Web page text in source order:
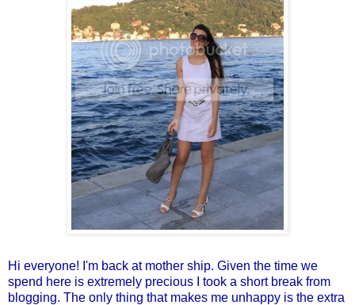
Hi everyone! I'm back at mother ship. Given the time we
spend here is extremely precious I took a short break from
blogging. The only thing that makes me unhappy is the extra